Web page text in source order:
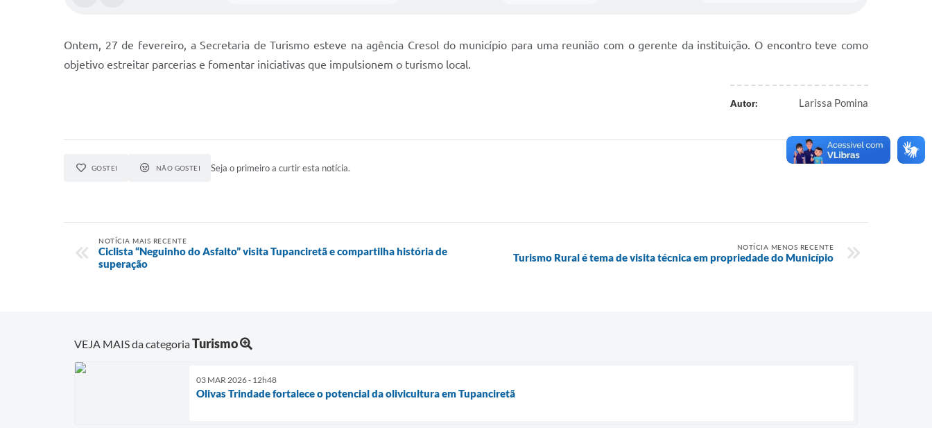
Ontem, 27 de fevereiro, a Secretaria de Turismo esteve na agência Cresol do município para uma reunião com o gerente da instituição. O encontro teve como
objetivo estreitar parcerias e fomentar iniciativas que impulsionem o turismo local.
Autor: Larissa Pomina
GOSTEI NÃO GOSTEI Seja o primeiro a curtir esta notícia.
NOTÍCIA MAIS RECENTE
Ciclista “Neguinho do Asfalto” visita Tupanciretã e compartilha história de
superação
NOTÍCIA MENOS RECENTE
Turismo Rural é tema de visita técnica em propriedade do Município
VEJA MAIS da categoriaTurismo
03 MAR 2026 - 12h48
Olivas Trindade fortalece o potencial da olivicultura em Tupanciretã